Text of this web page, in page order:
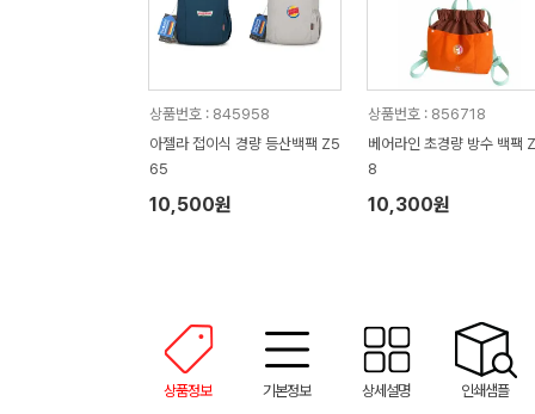
상품번호 : 845958
아젤라 접이식 경량 등산백팩 Z5
65
10,500원
상품번호 : 856718
베어라인 초경량 방수 백팩
8
10,300원
상품정보 기본정보 상세설명 인쇄샘플